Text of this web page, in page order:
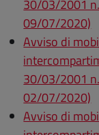
30/03/2001
09/07/2020)
Avviso di
30/03/2001
02/07/2020)
Avviso di